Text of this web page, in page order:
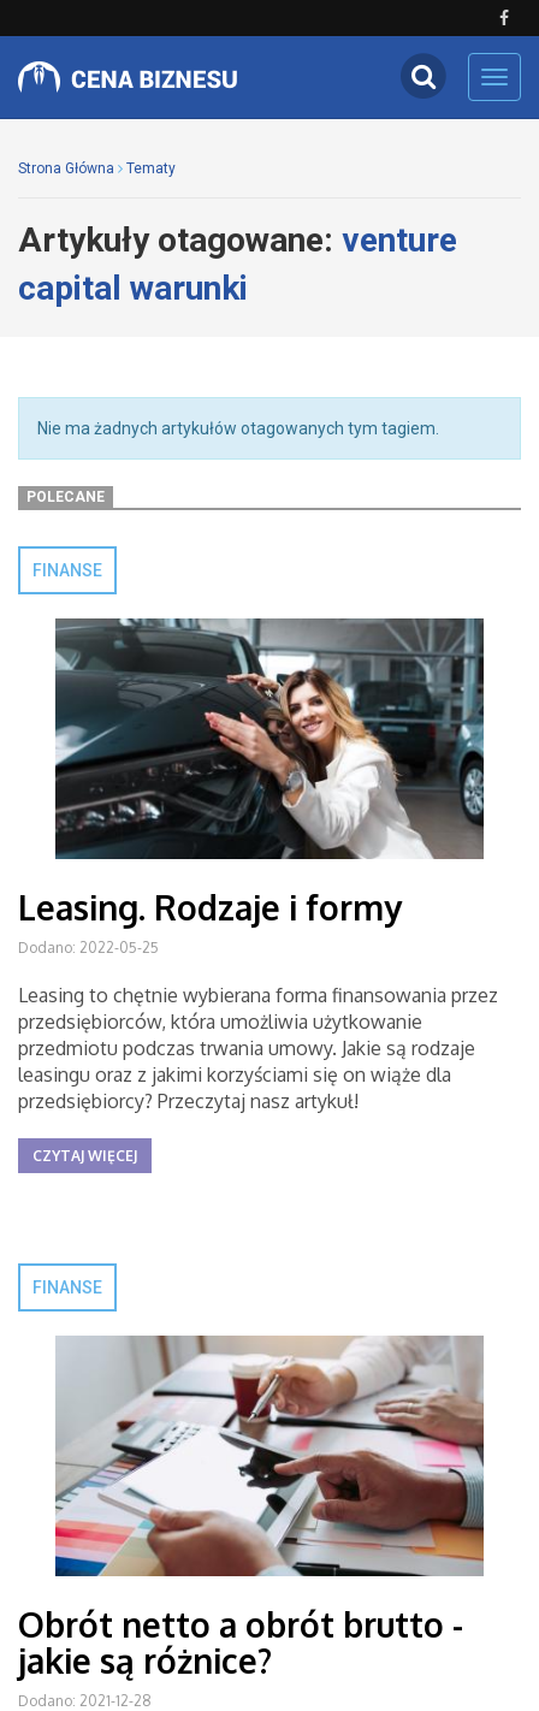
Strona Główna Tematy
Artykuły otagowane: venture
capital warunki
Nie ma żadnych artykułów otagowanych tym tagiem.
POLECANE
FINANSE
Leasing. Rodzaje i formy
Dodano: 2022-05-25
Leasing to chętnie wybierana forma finansowania przez
przedsiębiorców, która umożliwia użytkowanie
przedmiotu podczas trwania umowy. Jakie są rodzaje
leasingu oraz z jakimi korzyściami się on wiąże dla
przedsiębiorcy? Przeczytaj nasz artykuł!
CZYTAJ WIĘCEJ
FINANSE
Obrót netto a obrót brutto -
jakie są różnice?
Dodano: 2021-12-28